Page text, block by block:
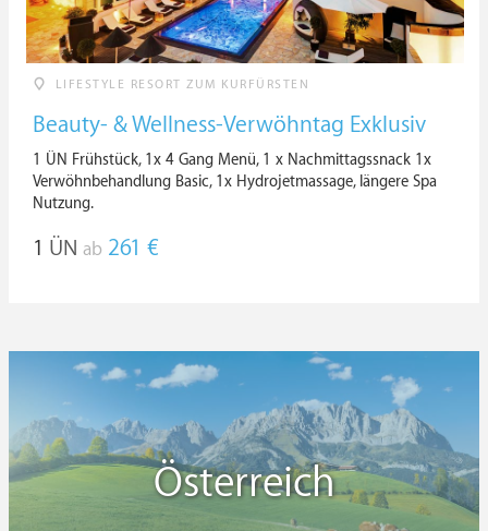
LIFESTYLE RESORT ZUM KURFÜRSTEN
Beauty- & Wellness-Verwöhntag Exklusiv
1 ÜN Frühstück, 1x 4 Gang Menü, 1 x Nachmittagssnack 1x
Verwöhnbehandlung Basic, 1x Hydrojetmassage, längere Spa
Nutzung.
1 ÜN ab 261 €
Österreich